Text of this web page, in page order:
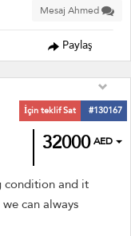
Mesaj Ahmed
Paylaş
İçin teklif Sat #130167
32000AED
condition and it
can always